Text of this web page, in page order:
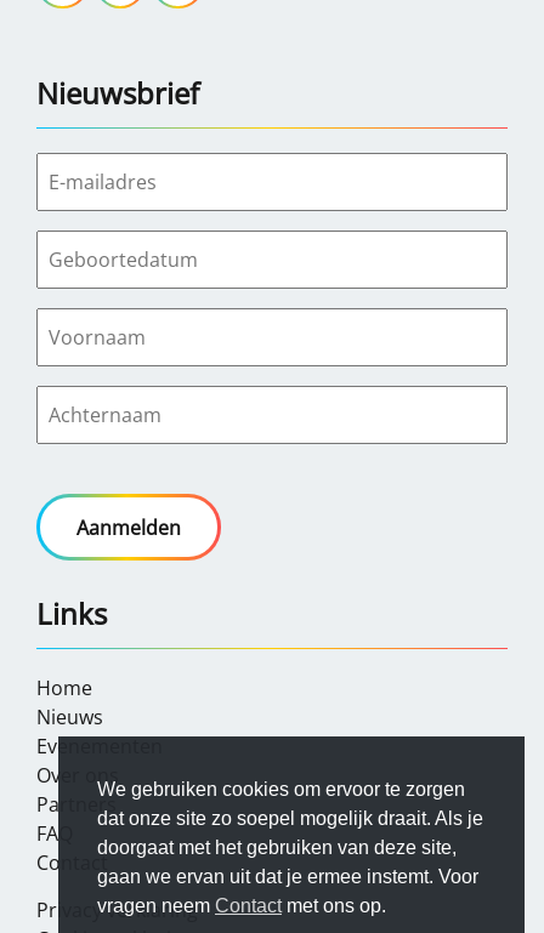
Nieuwsbrief
Links
Home
Nieuws
Evenementen
Over ons
Partners
FAQ
Contact
Privacy verklaring
We gebruiken cookies om ervoor te zorgen
dat onze site zo soepel mogelijk draait. Als je
doorgaat met het gebruiken van deze site,
gaan we ervan uit dat je ermee instemt. Voor
vragen neem Contactmet ons op.